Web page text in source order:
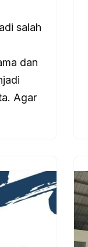
salah
dan
Agar